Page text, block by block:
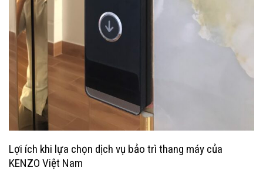
Lợi ích khi lựa chọn dịch vụ bảo trì thang máy của
KENZO Việt Nam